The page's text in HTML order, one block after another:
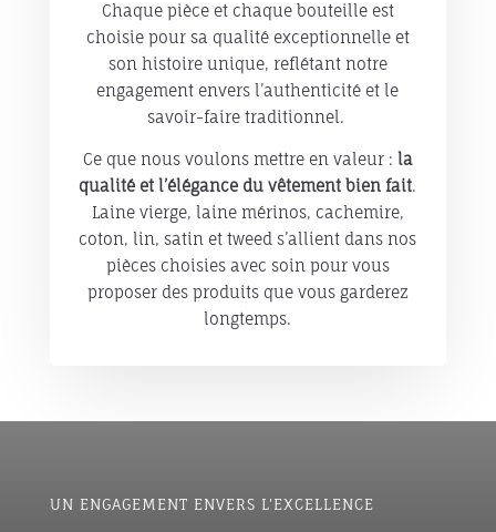
Chaque pièce et chaque bouteille est
choisie pour sa qualité exceptionnelle et
son histoire unique, reflétant notre
engagement envers l’authenticité et le
savoir-faire traditionnel.
Ce que nous voulons mettre en valeur : la
qualité et l’élégance du vêtement bien fait.
Laine vierge, laine mérinos, cachemire,
coton, lin, satin et tweed s’allient dans nos
pièces choisies avec soin pour vous
proposer des produits que vous garderez
longtemps.
UN ENGAGEMENT ENVERS L'EXCELLENCE